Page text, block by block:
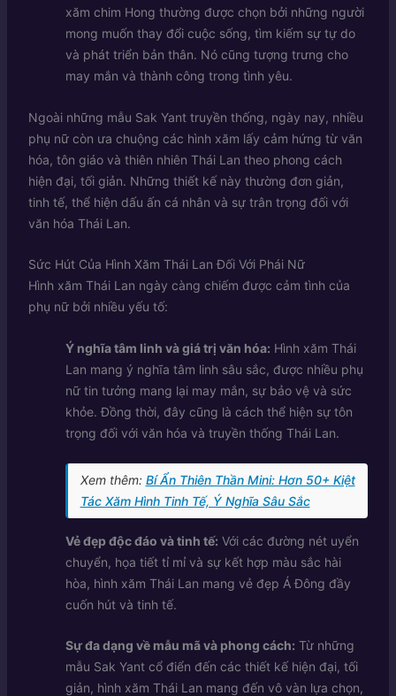
xăm chim Hong thường được chọn bởi những người
mong muốn thay đổi cuộc sống, tìm kiếm sự tự do
và phát triển bản thân. Nó cũng tượng trưng cho
may mắn và thành công trong tình yêu.
Ngoài những mẫu Sak Yant truyền thống, ngày nay, nhiều
phụ nữ còn ưa chuộng các hình xăm lấy cảm hứng từ văn
hóa, tôn giáo và thiên nhiên Thái Lan theo phong cách
hiện đại, tối giản. Những thiết kế này thường đơn giản,
tinh tế, thể hiện dấu ấn cá nhân và sự trân trọng đối với
văn hóa Thái Lan.
Sức Hút Của Hình Xăm Thái Lan Đối Với Phái Nữ
Hình xăm Thái Lan ngày càng chiếm được cảm tình của
phụ nữ bởi nhiều yếu tố:
Ý nghĩa tâm linh và giá trị văn hóa: Hình xăm Thái
Lan mang ý nghĩa tâm linh sâu sắc, được nhiều phụ
nữ tin tưởng mang lại may mắn, sự bảo vệ và sức
khỏe. Đồng thời, đây cũng là cách thể hiện sự tôn
trọng đối với văn hóa và truyền thống Thái Lan.
Xem thêm: Bí Ẩn Thiên Thần Mini: Hơn 50+ Kiệt
Tác Xăm Hình Tinh Tế, Ý Nghĩa Sâu Sắc
Vẻ đẹp độc đáo và tinh tế: Với các đường nét uyển
chuyển, họa tiết tỉ mỉ và sự kết hợp màu sắc hài
hòa, hình xăm Thái Lan mang vẻ đẹp Á Đông đầy
cuốn hút và tinh tế.
Sự đa dạng về mẫu mã và phong cách: Từ những
mẫu Sak Yant cổ điển đến các thiết kế hiện đại, tối
giản, hình xăm Thái Lan mang đến vô vàn lựa chọn,